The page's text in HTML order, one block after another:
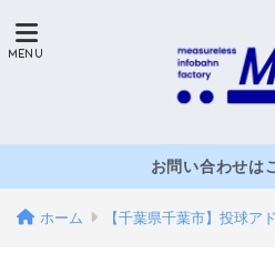
お問い合わせは
ホーム 【千葉県千葉市】投球ア